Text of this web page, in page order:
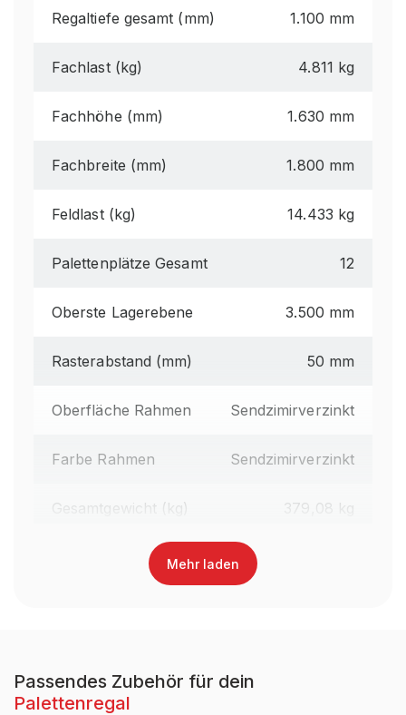
Regaltiefe gesamt (mm) 1.100 mm
Fachlast (kg) 4.811 kg
Fachhöhe (mm) 1.630 mm
Fachbreite (mm) 1.800 mm
Feldlast (kg) 14.433 kg
Palettenplätze Gesamt 12
Oberste Lagerebene 3.500 mm
Rasterabstand (mm) 50 mm
Oberfläche Rahmen Sendzimirverzinkt
Farbe Rahmen Sendzimirverzinkt
Gesamtgewicht (kg) 379,08 kg
Regalhöhe gesamt (mm)
Farbe Traversen
Mehr laden
Passendes Zubehör für dein
Palettenregal